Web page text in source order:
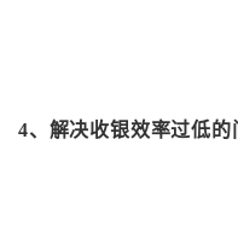
4、 解决收银效率过低的